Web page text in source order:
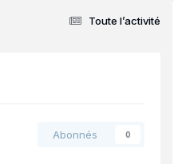
Toute l’activité
Abonnés 0